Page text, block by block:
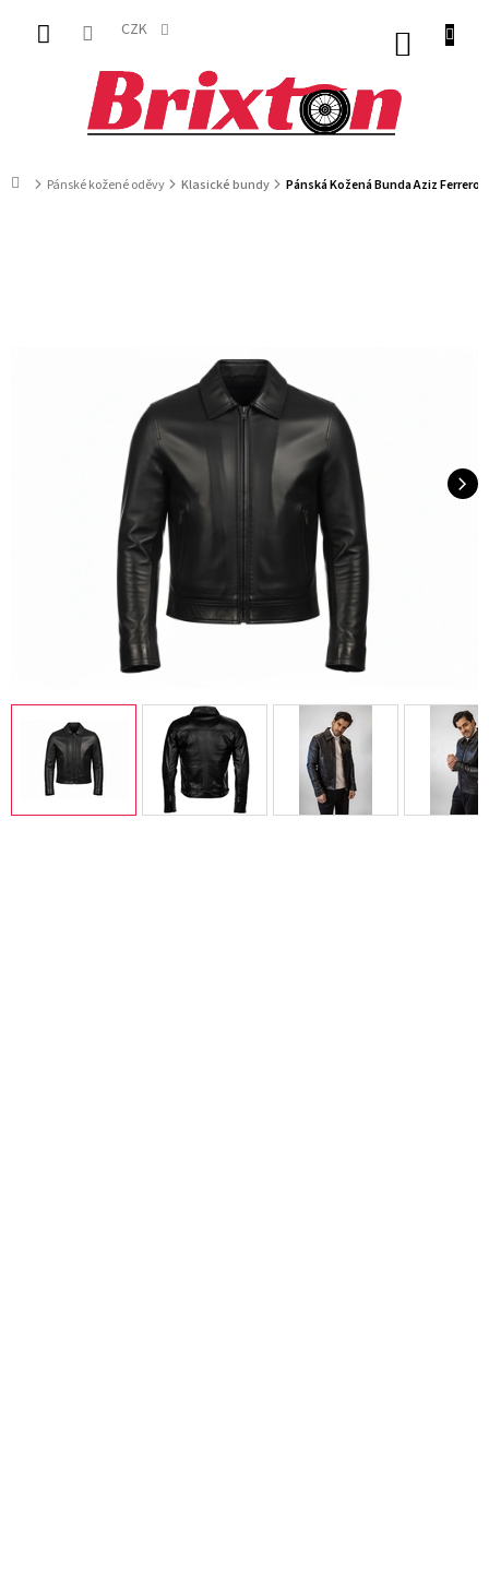
obsah
CZK
DomůPánské kožené oděvy Klasické bundy Pánská Kožená Bunda Aziz Ferrero